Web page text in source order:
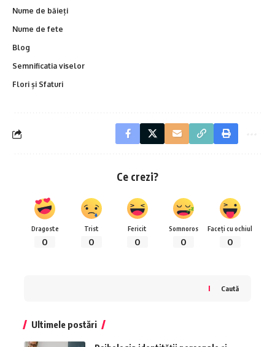
Nume de băieți
Nume de fete
Blog
Semnificatia viselor
Flori și Sfaturi
Ce crezi?
Dragoste
0
Trist
0
Fericit
0
Somnoros
0
Faceți cu ochiul
0
Caută
Ultimele postări